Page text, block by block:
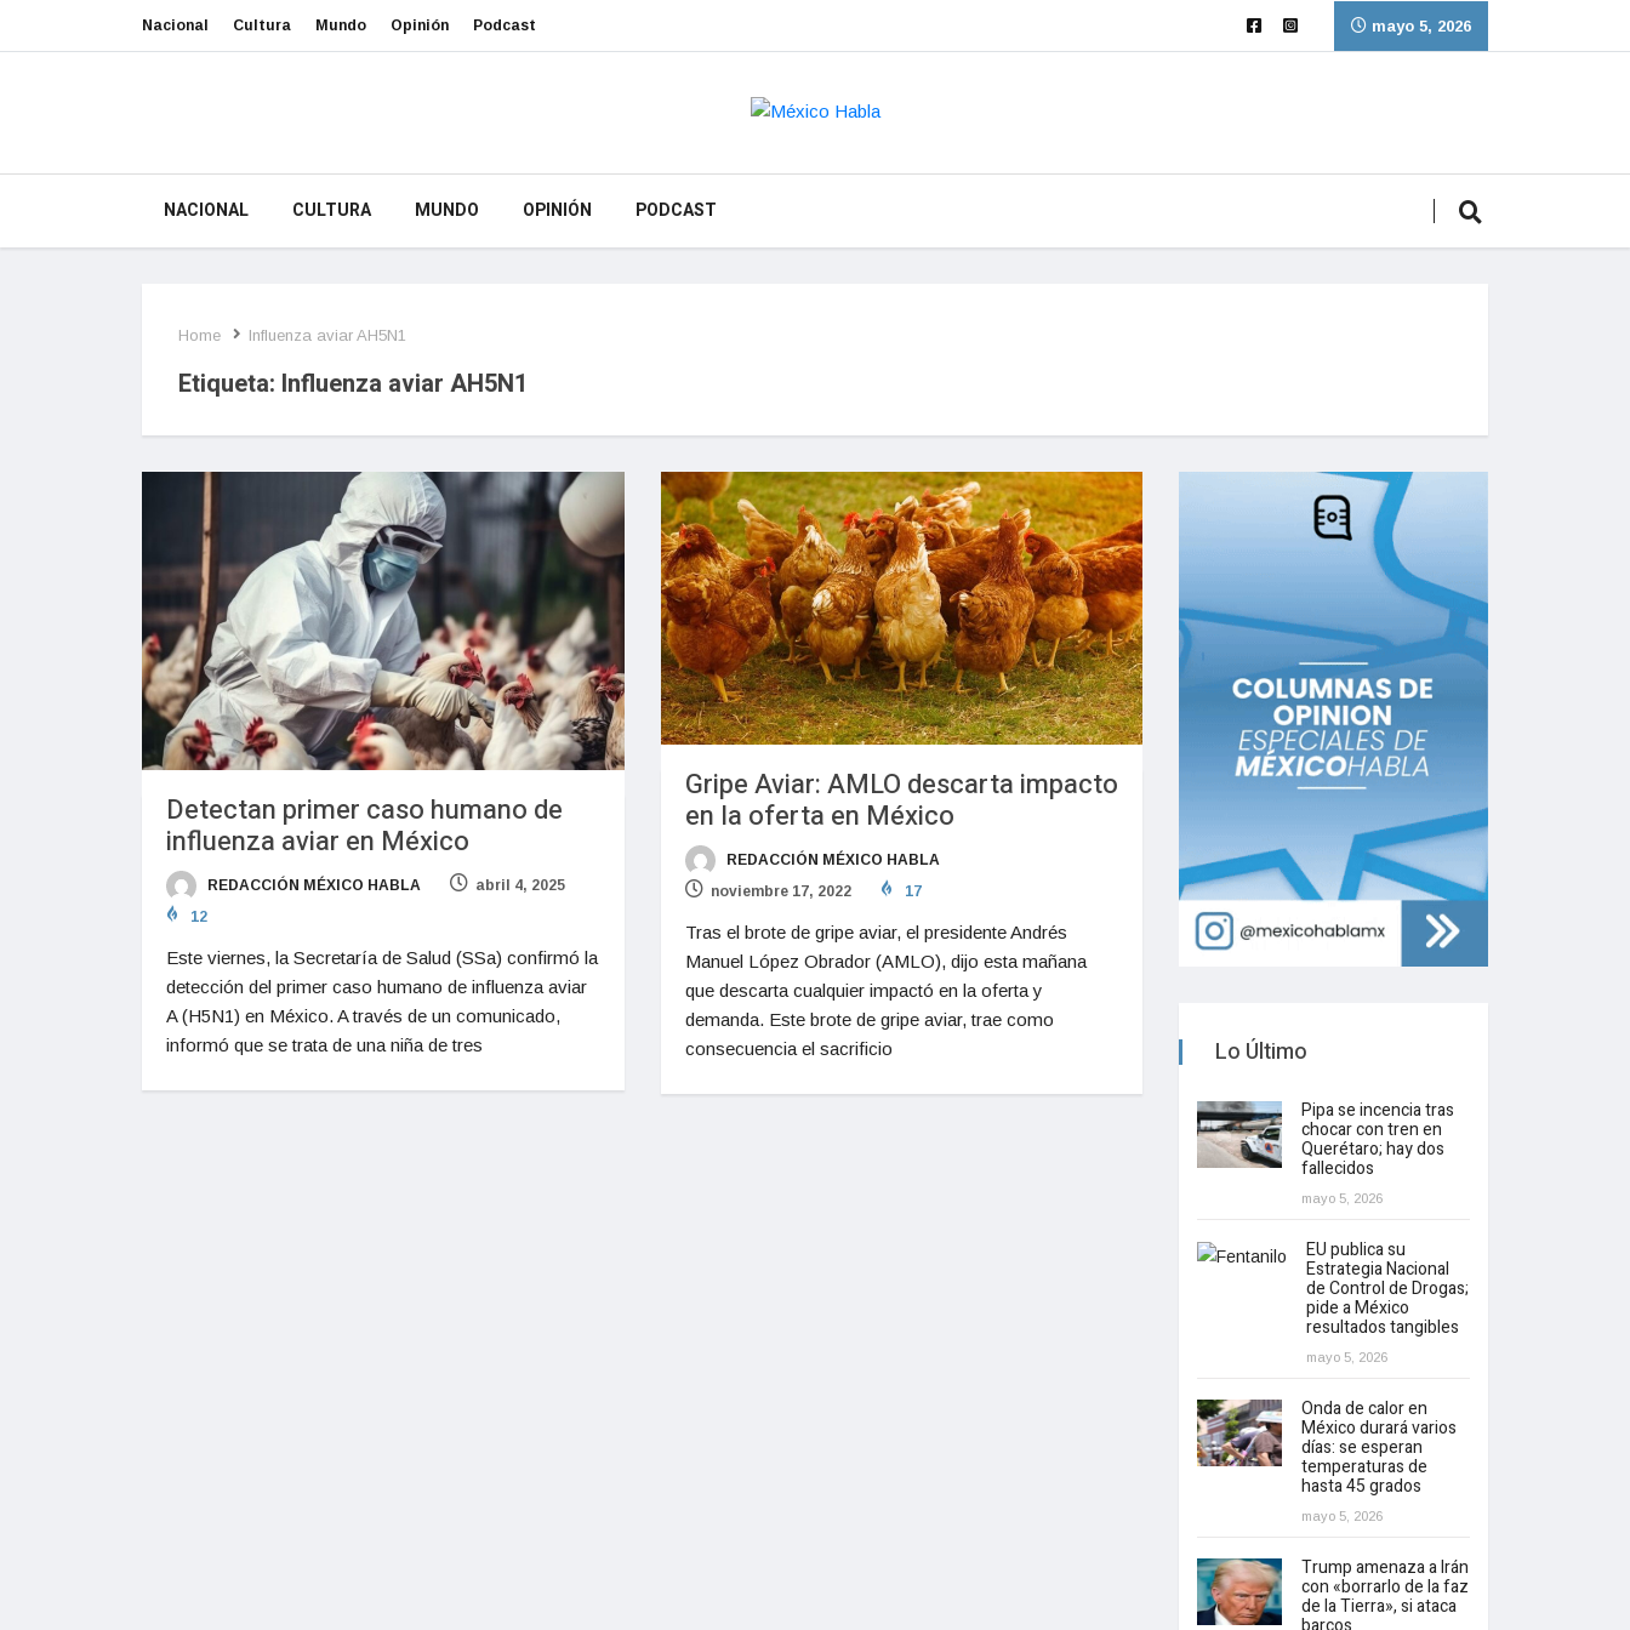
Nacional Cultura Mundo Opinión Podcast mayo 5, 2026
NACIONAL CULTURA MUNDO OPINIÓN PODCAST
Home Influenza aviar AH5N1
Etiqueta: Influenza aviar AH5N1
Detectan primer caso humano de
influenza aviar en México
REDACCIÓN MÉXICO HABLA
abril 4, 2025
12
Este viernes, la Secretaría de Salud (SSa) confirmó la
detección del primer caso humano de influenza aviar
A (H5N1) en México. A través de un comunicado,
informó que se trata de una niña de tres
Gripe Aviar: AMLO descarta impacto
en la oferta en México
REDACCIÓN MÉXICO HABLA
noviembre 17, 2022
17
Tras el brote de gripe aviar, el presidente Andrés
Manuel López Obrador (AMLO), dijo esta mañana
que descarta cualquier impactó en la oferta y
demanda. Este brote de gripe aviar, trae como
consecuencia el sacrificio
Lo Último
Pipa se incencia tras
chocar con tren en
Querétaro; hay dos
fallecidos
mayo 5, 2026
EU publica su
Estrategia Nacional
de Control de Drogas;
pide a México
resultados tangibles
mayo 5, 2026
Onda de calor en
México durará varios
días: se esperan
temperaturas de
hasta 45 grados
mayo 5, 2026
Trump amenaza a Irán
con «borrarlo de la faz
de la Tierra», si ataca